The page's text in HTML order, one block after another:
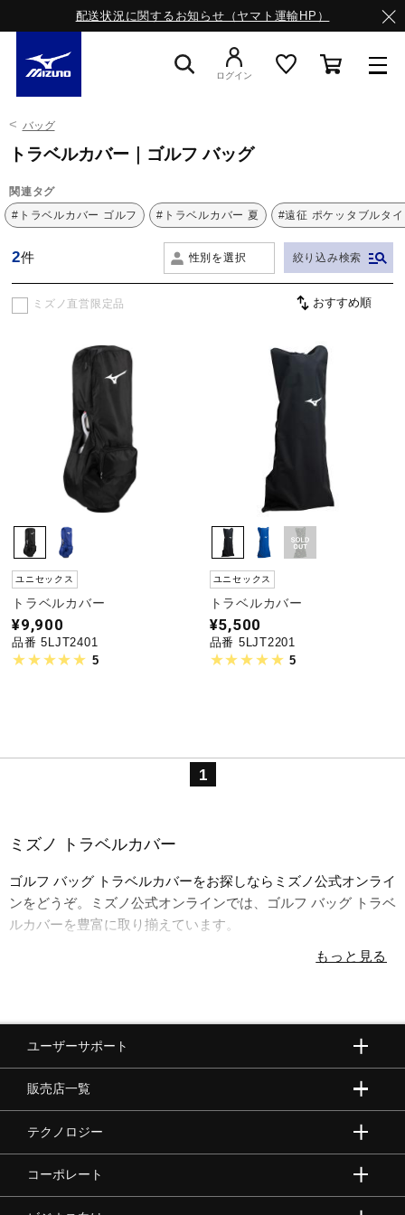
配送状況に関するお知らせ（ヤマト運輸HP）
トレーニング
野球
スイム
バレーボール
陸上競技
卓球
柔道
ウィンタースポーツ
ワーキング
ログイン
バッグ
トラベルカバー｜ゴルフ バッグ
関連タグ
#トラベルカバー ゴルフ
#トラベルカバー 夏 #遠征 ポケッタブルタ
2件 性別を選択 絞り込み検索
ミズノ直営限定品
ユニセックス
トラベルカバー
¥9,900
品番 5LJT2401
5
ユニセックス
トラベルカバー
¥5,500
品番 5LJT2201
5
1
ミズノ トラベルカバー
ゴルフ バッグ トラベルカバーをお探しならミズノ公式オンライ
ンをどうぞ。ミズノ公式オンラインでは、ゴルフ バッグ トラベ
ルカバーを豊富に取り揃えています。
ユーザーサポート
販売店一覧
テクノロジー
コーポレート